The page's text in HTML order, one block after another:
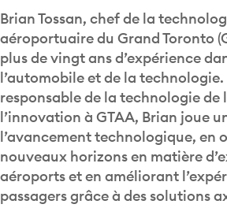
Brian Tossan, chef de la
aéroportuaire du Grand Toronto
plus de vingt ans d’expérience
l’automobile et de la
responsable de la technologie de
l’innovation à GTAA, Brian joue
l’avancement technologique, en
nouveaux horizons en matière
aéroports et en améliorant
passagers grâce à des solutions